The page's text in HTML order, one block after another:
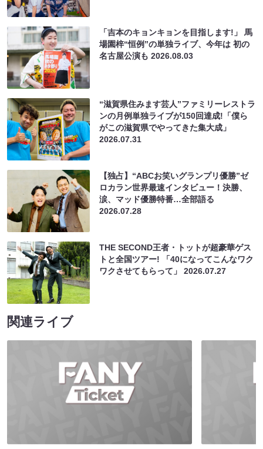
「吉本のキョンキョンを目指します!」 馬
場園梓“恒例”の単独ライブ、今年は 初の
名古屋公演も2026.08.03
“滋賀県住みます芸人”ファミリーレストラ
ンの月例単独ライブが150回達成!「僕ら
がこの滋賀県でやってきた集大成」
2026.07.31
【独占】“ABCお笑いグランプリ優勝”ゼ
ロカラン世界最速インタビュー！決勝、
涙、マッド優勝特番…全部語る
2026.07.28
THE SECOND王者・トットが超豪華ゲス
トと全国ツアー! 「40になってこんなワク
ワクさせてもらって」2026.07.27
関連ライブ